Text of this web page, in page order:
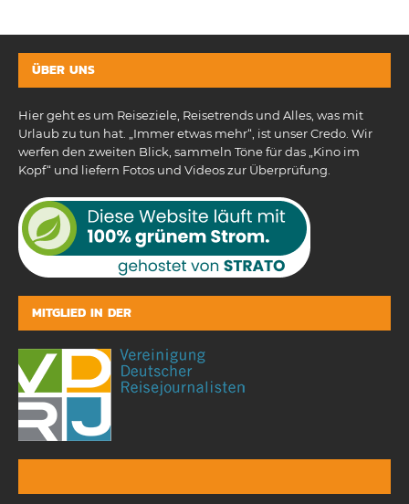
ÜBER UNS
Hier geht es um Reiseziele, Reisetrends und Alles, was mit
Urlaub zu tun hat. „Immer etwas mehr“, ist unser Credo. Wir
werfen den zweiten Blick, sammeln Töne für das „Kino im
Kopf“ und liefern Fotos und Videos zur Überprüfung.
MITGLIED IN DER